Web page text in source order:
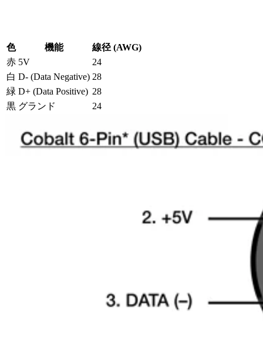
色 機能
線径 (AWG)
赤 5V
24
白 D- (Data Negative) 28
緑 D+ (Data Positive) 28
黒 グランド 24